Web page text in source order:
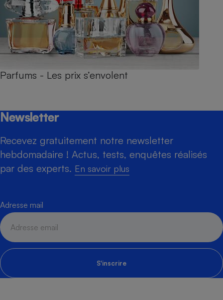
Parfums - Les prix s’envolent
Newsletter
Recevez gratuitement notre newsletter
hebdomadaire ! Actus, tests, enquêtes réalisés
par des experts. En savoir plus
Adresse mail
S'inscrire